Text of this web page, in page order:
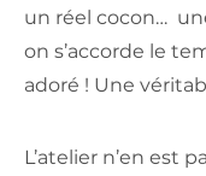
un réel cocon…
on s’accorde le
adoré ! Une
L’atelier n’en est